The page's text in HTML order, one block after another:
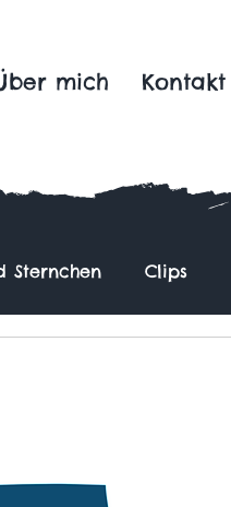
mich Kontakt
Sternchen Clips